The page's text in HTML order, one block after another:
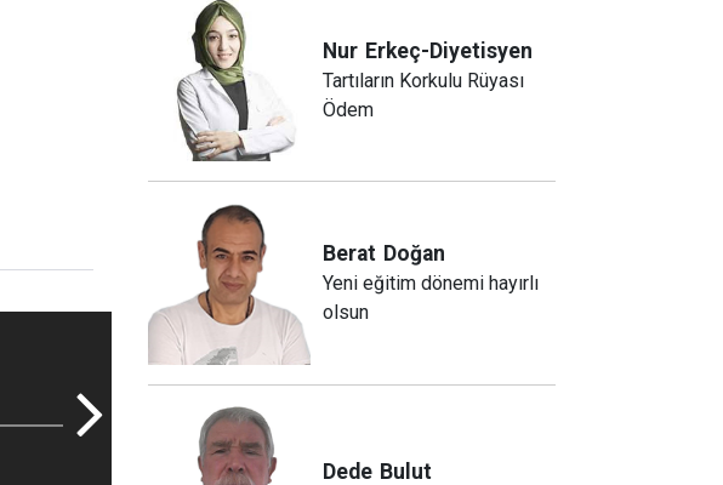
Nur Erkeç-Diyetisyen
Tartıların Korkulu Rüyası
Ödem
Berat Doğan
Yeni eğitim dönemi hayırlı
olsun
Dede Bulut